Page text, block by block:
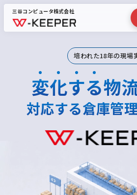
三谷コンピュータ株式会社
培われた18年の現場
変化する物
対応する倉庫管